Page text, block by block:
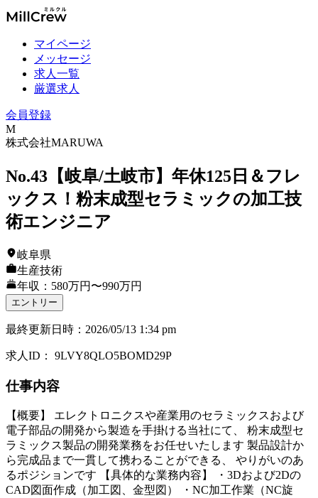
マイページ
メッセージ
求人一覧
厳選求人
会員登録
M
株式会社MARUWA
No.43【岐阜/土岐市】年休125日＆フレ
ックス！粉末成型セラミックの加工技
術エンジニア
岐阜県
生産技術
年収：580万円〜990万円
エントリー
最終更新日時 ： 2026/05/13 1:34 pm
求人ID ： 9LVY8QLO5BOMD29P
仕事内容
【概要】 エレクトロニクスや産業用のセラミックスおよび
電子部品の開発から製造を手掛ける当社にて、 粉末成型セ
ラミックス製品の開発業務をお任せいたします 製品設計か
ら完成品まで一貫して携わることができる、 やりがいのあ
るポジションです 【具体的な業務内容】 ・3Dおよび2Dの
CAD図面作成（加工図、金型図） ・NC加工作業（NC旋